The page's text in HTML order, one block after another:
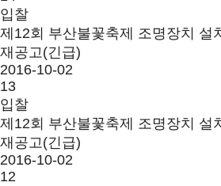
입찰
제12회 부산불꽃축제 조명장치 설
재공고(긴급)
2016-10-02
13
입찰
제12회 부산불꽃축제 조명장치 설
재공고(긴급)
2016-10-02
12